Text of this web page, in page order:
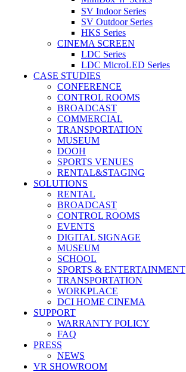
SV Indoor Series
SV Outdoor Series
HKS Series
CINEMA SCREEN
LDC Series
LDC MicroLED Series
CASE STUDIES
CONFERENCE
CONTROL ROOMS
BROADCAST
COMMERCIAL
TRANSPORTATION
MUSEUM
DOOH
SPORTS VENUES
RENTAL&STAGING
SOLUTIONS
RENTAL
BROADCAST
CONTROL ROOMS
EVENTS
DIGITAL SIGNAGE
MUSEUM
SCHOOL
SPORTS & ENTERTAINMENT
TRANSPORTATION
WORKPLACE
DCI HOME CINEMA
SUPPORT
WARRANTY POLICY
FAQ
PRESS
NEWS
VR SHOWROOM